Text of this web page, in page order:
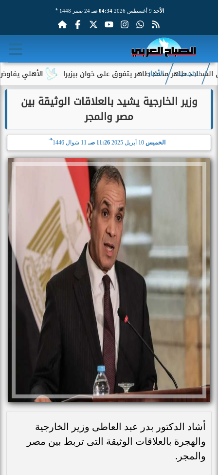
الأحد 04:34 صـ 24 صفر 1448 هـ
الأهلي يفاوض أحمد طاهر محمد طاهر يتفوق على خوان بيزيرا
الرئيسية الأخبار
وزير الخارجية يشيد بالعلاقات الوثيقة بين
مصر والمجر
الخميس 11:26 صـ 11 شوال 1446
هـ
أشاد الدكتور بدر عبد العاطى وزير الخارجية
والهجرة بالعلاقات الوثيقة التى تربط بين مصر
والمجر.